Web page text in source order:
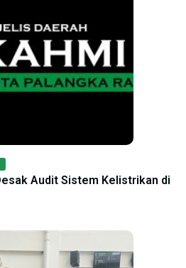
Audit Sistem Kelistrikan di